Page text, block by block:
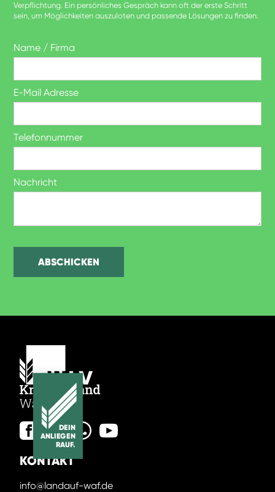
Verpflichtung. Ein persönliches Gespräch kann oft der erste Schritt
sein, um Möglichkeiten auszuloten und passende Lösungen zu finden.
Name / Firma
E-Mail Adresse
Telefonnummer
Nachricht
DEIN
ANLIEGEN
RAUF.
KONTAKT
info@landauf-waf.de